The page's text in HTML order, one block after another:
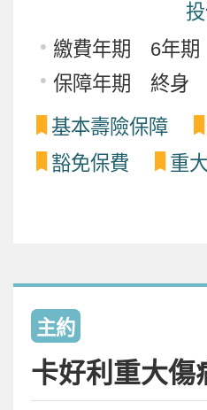
繳費年期 6年期
保障年期 終身
基本壽險保障
豁免保費
重
主約
卡好利重大傷